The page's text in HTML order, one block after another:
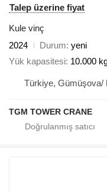
Talep üzerine fiyat
Kule vinç
2024
Durum yeni
Yük kapasitesi 10.000
Türkiye, Gümüşova/
TGM TOWER CRANE